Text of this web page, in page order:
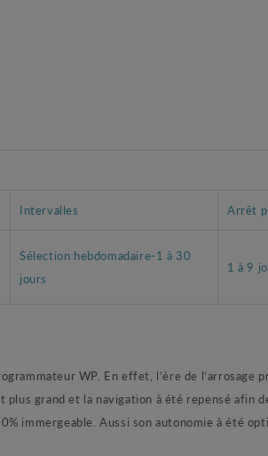
Intervalles Arrêt
Sélection hebdomadaire-1 à 30
jours
1 à 9
WP. En effet, l’ère de l’arrosage
grand et la navigation à été repensé afin
immergeable. Aussi son autonomie à été